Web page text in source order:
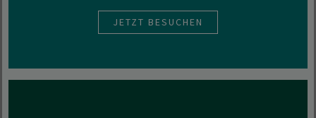
JETZT BESUCHEN